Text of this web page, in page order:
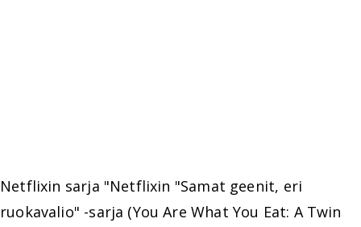
Netflixin sarja "Netflixin "Samat geenit, eri
ruokavalio" -sarja (You Are What You Eat: A Twin